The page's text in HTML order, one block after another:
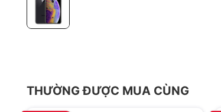
THƯỜNG ĐƯỢC MUA CÙNG